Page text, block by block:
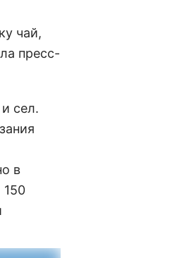
чай,
пресс-
сел.
в
150